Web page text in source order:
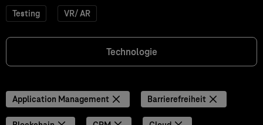
Testing VR/ AR
Technologie
Application Management Barrierefreiheit